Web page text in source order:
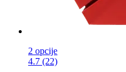
2 opcije
4.7 (22)